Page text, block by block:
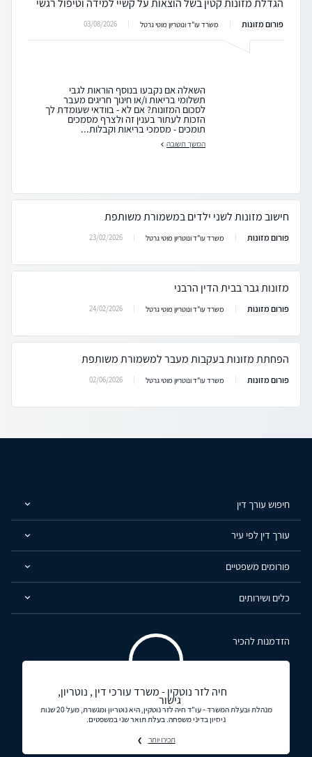
הגדלת מזונות קטין בשל הוצאות על קשיי למידה וטיפול רגשי
פורום מזונות משרד עו"ד ונוטריון מוטי גרטל 03/08/2026
השאלה אם נקבעו בנוסף הוראות לגבי
תשלומי בריאות ו/או חינוך חריגים מעבר
לסכום המזונות? אם לא - בוודאי שעומדת לך
הזכות לעתור בענין זה ולצרף מסמכים
תומכים - מסמכי בריאות וקבלות...
המשך תשובה
חישוב מזונות לשני ילדים במשמורת משותפת
פורום מזונות משרד עו"ד ונוטריון מוטי גרטל 23/02/2026
מזונות גבר בבית הדין הרבני
פורום מזונות משרד עו"ד ונוטריון מוטי גרטל 24/02/2026
הפחתת מזונות בעקבות מעבר למשמורת משותפת
פורום מזונות משרד עו"ד ונוטריון מוטי גרטל 02/06/2026
חיפוש עורך דין
עורך דין לפי עיר
פורומים משפטיים
כלים ושירותים
הזדמנות להכיר
חיה לזר נוטקין - משרד עורכי דין , נוטריון,
גישור
מנהלת ובעלת המשרד - עו"ד חיה לזר נוטקין, היא נוטריון ומגשרת, מעל 20 שנות
ניסיון בדיני משפחה. בעלת תואר שני במשפטים.
תכירו יותר